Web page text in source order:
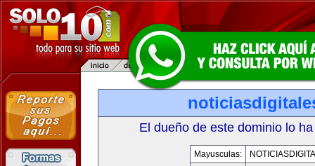
El dueño de este dominio lo
Mayusculas: